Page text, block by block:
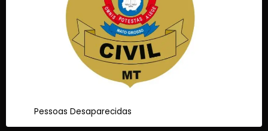
Pessoas Desaparecidas